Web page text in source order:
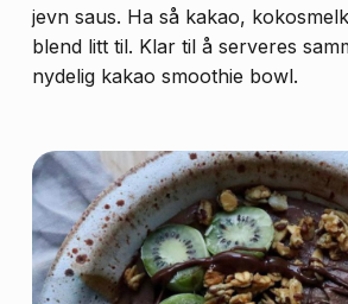
Fortsett å
jevn saus. Ha så kakao,
blend litt til. Klar til å serveres
nydelig kakao smoothie bowl.